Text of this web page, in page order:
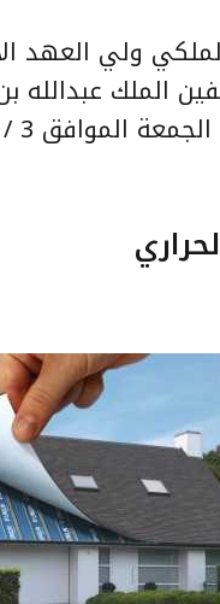
ولي العهد
الملك